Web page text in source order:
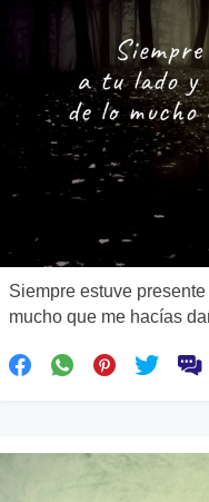
Siempre estuve
mucho que me hacías